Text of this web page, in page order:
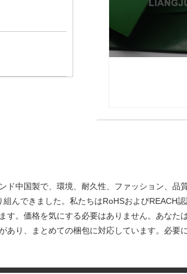
ド中国製で、環境、耐久性、ファッション、
んできました。私たちはRoHSおよび
す。価格を気にする必要はありません。あな
あり、まとめての梱包に対応しています。必